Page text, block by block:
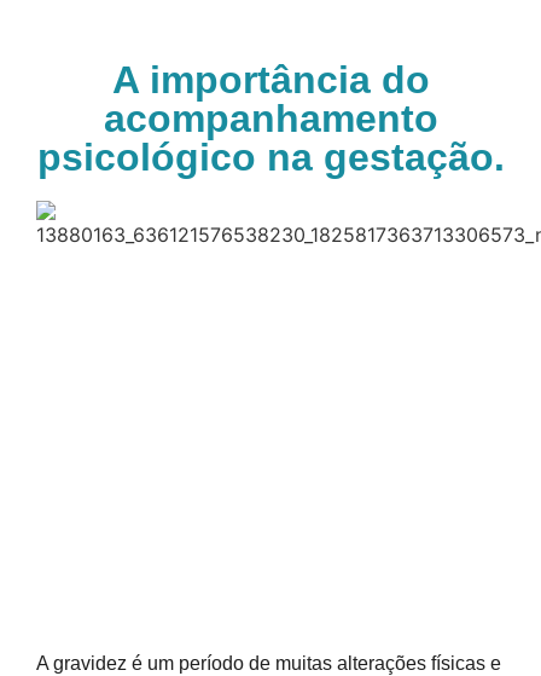
A importância do
acompanhamento
psicológico na gestação.
A gravidez é um período de muitas alterações físicas e